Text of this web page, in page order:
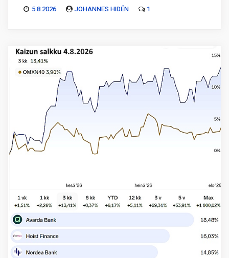
5.8.2026 JOHANNES HIDÉN 1